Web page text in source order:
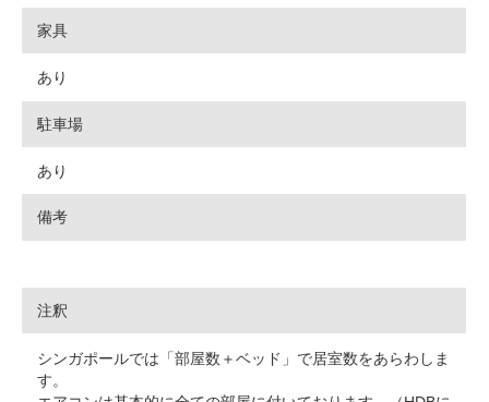
家具
あり
駐車場
あり
備考
注釈
シンガポールでは「部屋数＋ベッド」で居室数をあらわしま
す。